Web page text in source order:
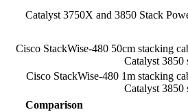
Catalyst 3750X and 3850 Stack
Cisco StackWise-480 50cm stacking
Catalyst 3850
Cisco StackWise-480 1m stacking
Catalyst 3850
Comparison